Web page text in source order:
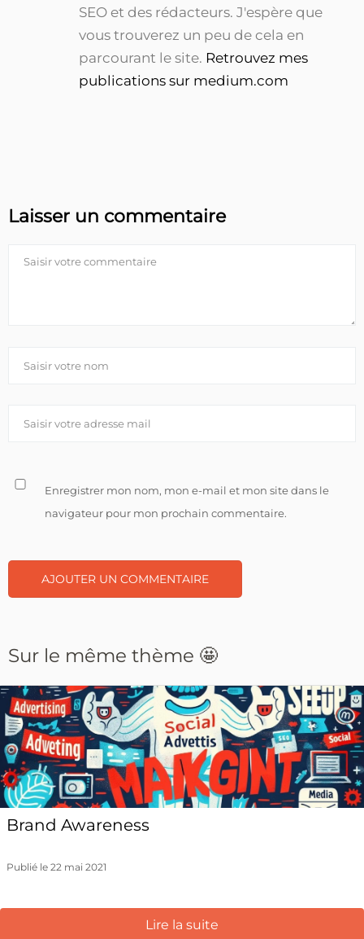
SEO et des rédacteurs. J'espère que
vous trouverez un peu de cela en
parcourant le site. Retrouvez mes
publications sur medium.com
Laisser un commentaire
Enregistrer mon nom, mon e-mail et mon site dans le
navigateur pour mon prochain commentaire.
Sur le même thème 🤩
Brand Awareness
Publié le 22 mai 2021
Lire la suite